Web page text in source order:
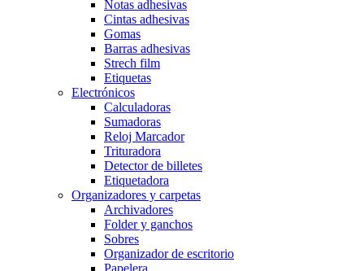
Notas adhesivas
Cintas adhesivas
Gomas
Barras adhesivas
Strech film
Etiquetas
Electrónicos
Calculadoras
Sumadoras
Reloj Marcador
Trituradora
Detector de billetes
Etiquetadora
Organizadores y carpetas
Archivadores
Folder y ganchos
Sobres
Organizador de escritorio
Papelera